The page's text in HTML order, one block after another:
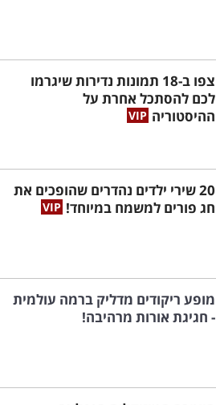
צפו ב-18 תמונות נדירות שיגרמו
לכם להסתכל אחרת על
ההיסטוריה
20 שירי ילדים נהדרים שהופכים את
חג פורים למשמח במיוחד!
מופע ריקודים מדליק ברמה עולמית
- חגיגת אורות מרהיבה!